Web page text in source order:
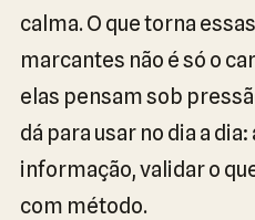
calma. O que torna
marcantes não é só o
elas pensam sob
dá para usar no dia a
informação, validar o
com método.